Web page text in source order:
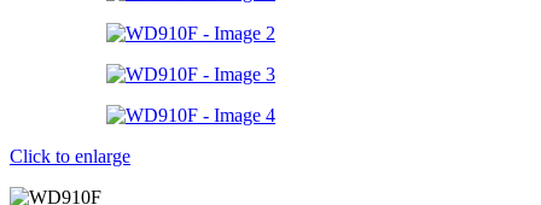
Click to enlarge